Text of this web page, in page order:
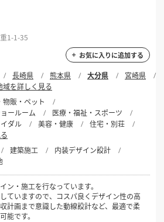
ナー様にとって人生を賭けた勝負だと思っ
ナーでありたい。ただそれだけです。
」「予算が合うか分からない」——そうい
んお役に立てます。一緒に、いいお店をつ
取締役 高橋 勘太
ゃんねる」で、内装業界のブラックボック
信しています。飲食店開業の流れをまとめ
の内訳、業者の選び方、実際にあった失敗
ご相談の前に、どんな人間が担当するのか
/ワンストップ・物件探しサポート/エムト
ザイン/デザイナーズ/設計事務所/内装施工/
業/店舗探し/人気/おしゃれ
1-1-35
お気に入りに追加する
長崎県 熊本県 大分県
宮崎県
域を詳しく見る
物販・ペット
ールーム
医療・福祉・スポーツ
ダル
美容・健康
住宅・別荘
建築施工
内装デザイン設計
ン・施工を行なっています。
ていますので、コスパ良くデザイン性の高
計画まで意識した動線設計など、最適で柔
能です。